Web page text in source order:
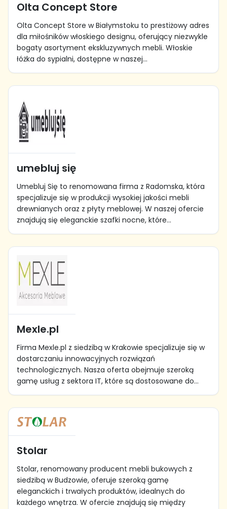
Olta Concept Store
Olta Concept Store w Białymstoku to prestiżowy adres
dla miłośników włoskiego designu, oferujący niezwykle
bogaty asortyment ekskluzywnych mebli. Włoskie
łóżka do sypialni, dostępne w naszej...
umebluj się
Umebluj Się to renomowana firma z Radomska, która
specjalizuje się w produkcji wysokiej jakości mebli
drewnianych oraz z płyty meblowej. W naszej ofercie
znajdują się eleganckie szafki nocne, które...
Mexle.pl
Firma Mexle.pl z siedzibą w Krakowie specjalizuje się w
dostarczaniu innowacyjnych rozwiązań
technologicznych. Nasza oferta obejmuje szeroką
gamę usług z sektora IT, które są dostosowane do...
Stolar
Stolar, renomowany producent mebli bukowych z
siedzibą w Budzowie, oferuje szeroką gamę
eleganckich i trwałych produktów, idealnych do
każdego wnętrza. W ofercie znajdują się między